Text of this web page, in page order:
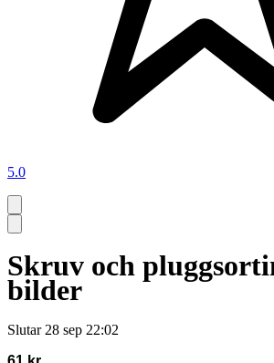
5.0
Skruv och
bilder
Slutar 28 sep 22:02